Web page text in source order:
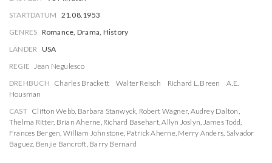
STARTDATUM 21.08.1953
GENRES Romance, Drama, History
LÄNDER USA
REGIE Jean Negulesco
DREHBUCH Charles Brackett Walter Reisch Richard L. Breen
A.E.
Housman
CAST Clifton Webb, Barbara Stanwyck, Robert Wagner, Audrey Dalton,
Thelma Ritter, Brian Aherne, Richard Basehart,Allyn Joslyn, James Todd,
Frances Bergen, William Johnstone, Patrick Aherne, Merry Anders, Salvador
Baguez, Benjie Bancroft, Barry Bernard